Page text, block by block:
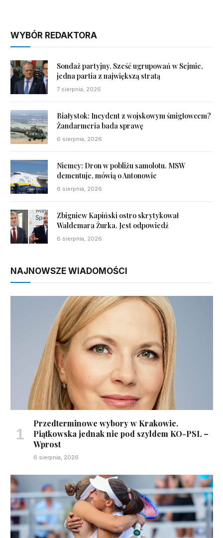
WYBÓR REDAKTORA
Sondaż partyjny. Sześć ugrupowań w Sejmie,
jedna partia z największą stratą
7 sierpnia, 2026
Białystok: Incydent z wojskowym śmigłowcem?
Żandarmeria bada sprawę
6 sierpnia, 2026
Niemcy: Dron w pobliżu samolotu. MSW
dementuje, mówią o Antonowie
6 sierpnia, 2026
Zbigniew Kapiński ostro skrytykował
Waldemara Żurka. Jest odpowiedź
6 sierpnia, 2026
NAJNOWSZE WIADOMOŚCI
Przedterminowe wybory w Krakowie.
Piątkowska jednak nie pod szyldem KO-PSL –
Wprost
6 sierpnia, 2026